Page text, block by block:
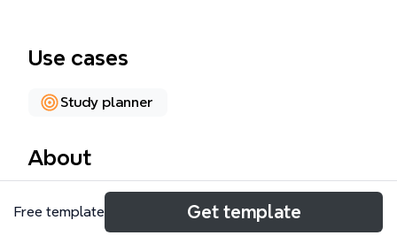
Use cases
Study planner
About
O Cronograma de Atividades é um template de
mind map para organizar tarefas acadêmicas e de
Free template Get template